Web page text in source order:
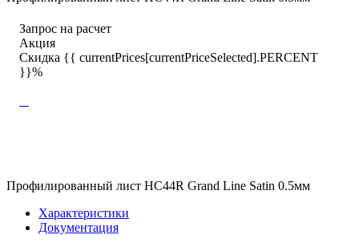
Запрос на расчет
Акция
Скидка {{ currentPrices[currentPriceSelected].PERCENT
}}%
Профилированный лист HC44R Grand Line Satin 0.5мм
Характеристики
Документация